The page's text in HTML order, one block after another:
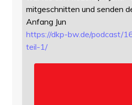
mitgeschnitten und senden
Anfang Jun
https://dkp-bw.de/podcast/
teil-1/